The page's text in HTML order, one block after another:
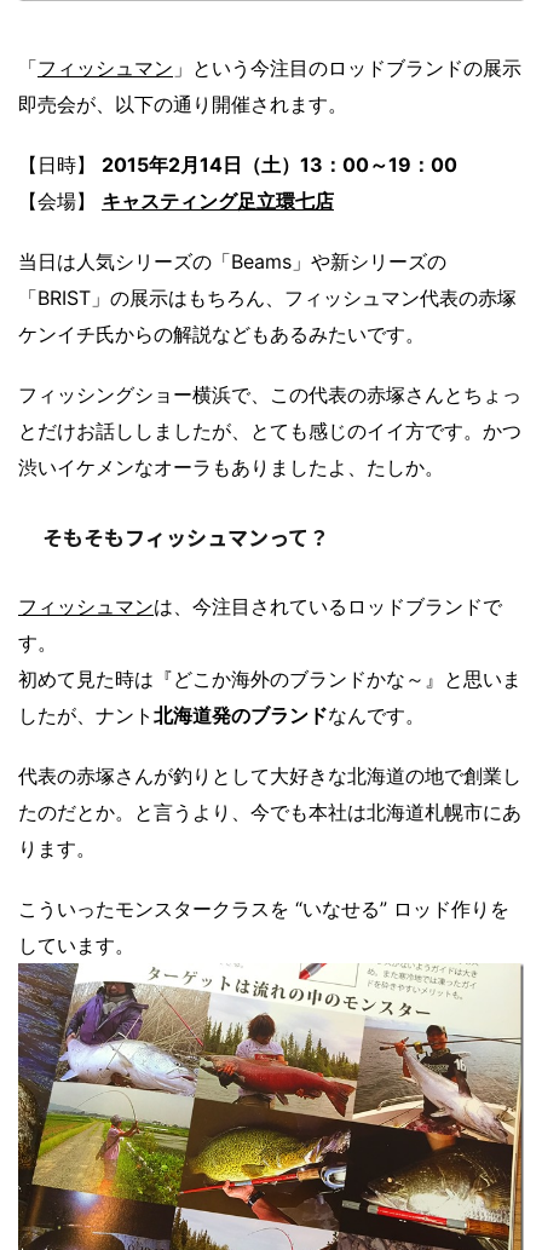
「フィッシュマン 」という今注目のロッドブランドの展示
即売会が、以下の通り開催されます。
【日時】 2015年2月14日（土）13：00～19：00
【会場】 キャスティング足立環七店
当日は人気シリーズの「Beams」や新シリーズの
「BRIST」の展示はもちろん、フィッシュマン代表の赤塚
ケンイチ氏からの解説などもあるみたいです。
フィッシングショー横浜で、この代表の赤塚さんとちょっ
とだけお話ししましたが、とても感じのイイ方です。かつ
渋いイケメンなオーラもありましたよ、たしか。
そもそもフィッシュマンって？
フィッシュマンは、今注目されているロッドブランドで
す。
初めて見た時は『どこか海外のブランドかな～』と思いま
したが、ナント 北海道発のブランドなんです。
代表の赤塚さんが釣りとして大好きな北海道の地で創業し
たのだとか。と言うより、今でも本社は北海道札幌市にあ
ります。
こういったモンスタークラスを “いなせる” ロッド作りを
しています。